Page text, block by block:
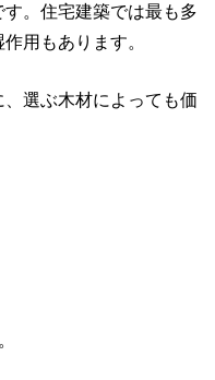
。住宅建築では最も多
用もあります。
選ぶ木材によっても価